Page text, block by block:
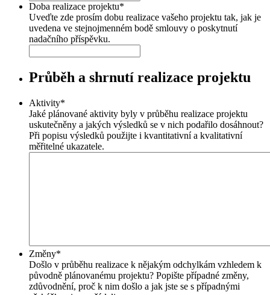
Doba realizace projektu*
Uveďte zde prosím dobu realizace vašeho projektu tak, jak je
uvedena ve stejnojmenném bodě smlouvy o poskytnutí
nadačního příspěvku.
Průběh a shrnutí realizace projektu
Aktivity*
Jaké plánované aktivity byly v průběhu realizace projektu
uskutečněny a jakých výsledků se v nich podařilo dosáhnout?
Při popisu výsledků použijte i kvantitativní a kvalitativní
měřitelné ukazatele.
Změny*
Došlo v průběhu realizace k nějakým odchylkám vzhledem k
původně plánovanému projektu? Popište případné změny,
zdůvodnění, proč k nim došlo a jak jste se s případnými